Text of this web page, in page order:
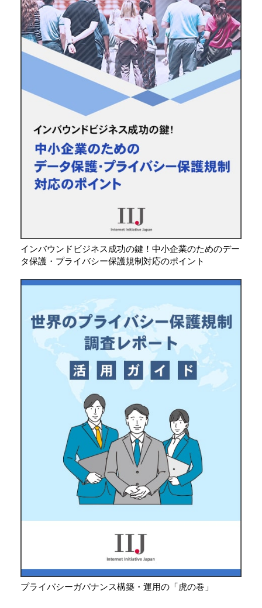
インバウンドビジネス成功の鍵！中小企業のためのデー
タ保護・プライバシー保護規制対応のポイント
プライバシーガバナンス構築・運用の「虎の巻」